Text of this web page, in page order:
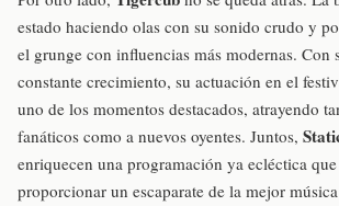
estado haciendo olas con su sonido crudo y
el grunge con influencias más modernas. Con
constante crecimiento, su actuación en el
uno de los momentos destacados, atrayendo
fanáticos como a nuevos oyentes. Juntos,
enriquecen una programación ya ecléctica que
proporcionar un escaparate de la mejor